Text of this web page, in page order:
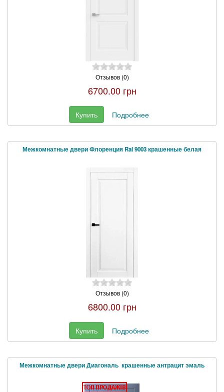
Отзывов (0)
6700.00 грн
Купить Подробнее
Межкомнатные двери Флоренция Ral 9003 крашенные белая
Отзывов (0)
6800.00 грн
Купить Подробнее
Межкомнатные двери Диагональ крашенные антрацит эмаль